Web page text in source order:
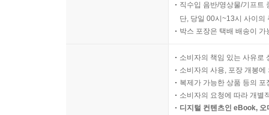
직수입 음반/영상물/기프트
단, 당일 00시~13시 사이의
박스 포장은 택배 배송이
소비자의 책임 있는 사유로
소비자의 사용, 포장 개봉
복제가 가능한 상품 등의
소비자의 요청에 따라 개별
디지털 컨텐츠인 eBook,